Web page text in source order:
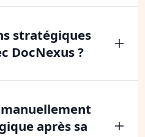
stratégiques
DocNexus ?
après sa